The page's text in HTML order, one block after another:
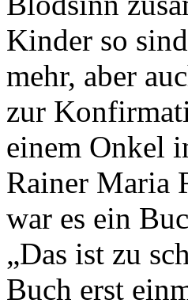
Kinder so
mehr, aber
zur
einem Onkel
Rainer Maria
war es ein
„Das ist zu
Buch erst